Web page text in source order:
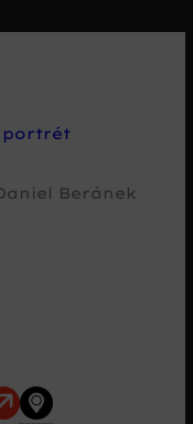
Beránek